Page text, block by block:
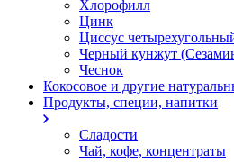
Хлорофилл
Цинк
Циссус
Черный кунжут
Чеснок
Кокосовое и другие
Продукты, специи, напитки
Сладости
Чай, кофе, концентраты